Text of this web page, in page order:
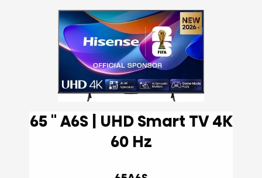
65 '' A6S | UHD Smart TV 4K
60 Hz